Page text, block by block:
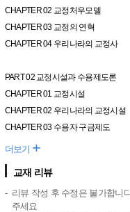
CHAPTER 02 교정처우모델
CHAPTER 03 교정의 연혁
CHAPTER 04 우리나라의 교정사
PART 02 교정시설과 수용제도론
CHAPTER 01 교정시설
CHAPTER 02 우리나라의 교정시설
CHAPTER 03 수용자 구금제도
더보기 +
교재 리뷰
리뷰 작성 후 수정은 불가합니
주세요